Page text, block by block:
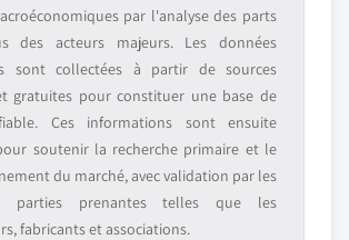
par l'analyse des parts
des acteurs majeurs. Les données
sont collectées à partir de sources
gratuites pour constituer une base de
Ces informations sont ensuite
soutenir la recherche primaire et le
du marché, avec validation par les
parties prenantes telles que les
fabricants et associations.